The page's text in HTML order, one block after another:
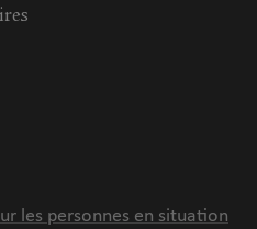
les personnes en situation